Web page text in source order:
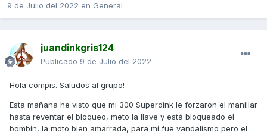
9 de Julio del 2022 en General
juandinkgris124
Publicado 9 de Julio del 2022
Hola compis. Saludos al grupo!
Esta mañana he visto que mi 300 Superdink le forzaron el manillar
hasta reventar el bloqueo, meto la llave y está bloqueado el
bombín, la moto bien amarrada, para mí fue vandalismo pero el